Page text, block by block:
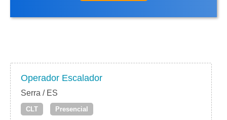
Operador Escalador
Serra / ES
CLT Presencial